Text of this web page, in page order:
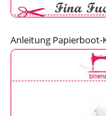
Anleitung Papierboot-